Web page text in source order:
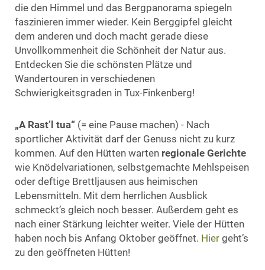
die den Himmel und das Bergpanorama spiegeln
faszinieren immer wieder. Kein Berggipfel gleicht
dem anderen und doch macht gerade diese
Unvollkommenheit die Schönheit der Natur aus.
Entdecken Sie die schönsten Plätze und
Wandertouren in verschiedenen
Schwierigkeitsgraden in Tux-Finkenberg!
„A Rast’l tua“ (= eine Pause machen) - Nach
sportlicher Aktivität darf der Genuss nicht zu kurz
kommen. Auf den Hütten warten regionale Gerichte
wie Knödelvariationen, selbstgemachte Mehlspeisen
oder deftige Brettljausen aus heimischen
Lebensmitteln. Mit dem herrlichen Ausblick
schmeckt’s gleich noch besser. Außerdem geht es
nach einer Stärkung leichter weiter. Viele der Hütten
haben noch bis Anfang Oktober geöffnet. Hier geht’s
zu den geöffneten Hütten!